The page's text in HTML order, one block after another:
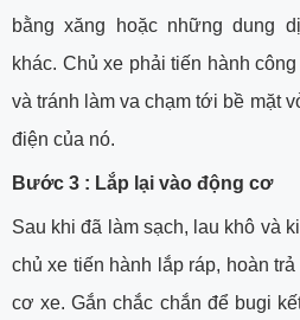
bằng xăng hoặc những dung
khác. Chủ xe phải tiến hành
và tránh làm va chạm tới bề mặt
điện của nó.
Bước 3 : Lắp lại vào động cơ
Sau khi đã làm sạch, lau khô và
chủ xe tiến hành lắp ráp, hoàn
cơ xe. Gắn chắc chắn để bugi